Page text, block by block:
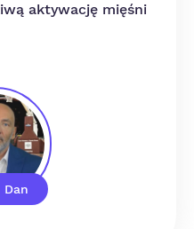
Dan
aktywację mięśni